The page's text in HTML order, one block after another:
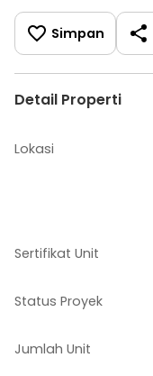
Simpan
Detail Properti
Lokasi
Sertifikat Unit
Status Proyek
Jumlah Unit